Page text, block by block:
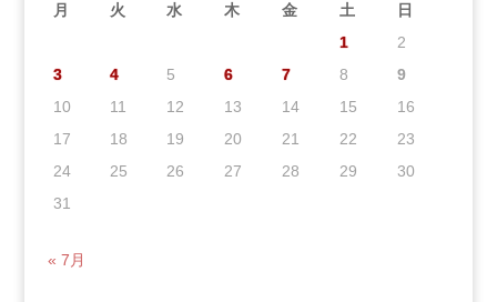
月 火 水 木 金 土
日
1
2
3
4 5 6 7 8
9
10
11 12 13 14 15
16
17
18 19 20 21 22
23
24
25 26 27 28 29
30
31
« 7月